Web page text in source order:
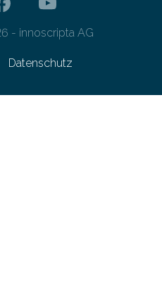
- innoscripta AG
Datenschutz